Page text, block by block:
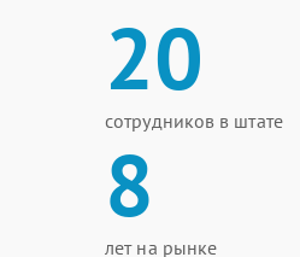
20
сотрудников в штате
8
лет на рынке